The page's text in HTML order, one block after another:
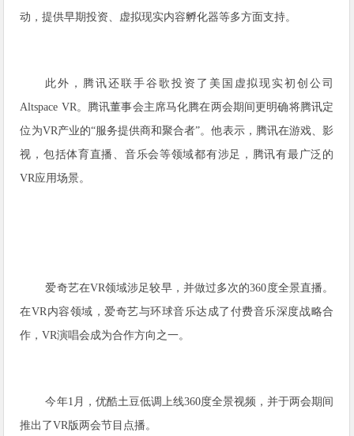
动，提供早期投资、虚拟现实内容孵化器等多方面支持。
此外，腾讯还联手谷歌投资了美国虚拟现实初创公司
Altspace VR。腾讯董事会主席马化腾在两会期间更明确将腾讯定
位为VR产业的“服务提供商和聚合者”。他表示，腾讯在游戏、影
视，包括体育直播、音乐会等领域都有涉足，腾讯有最广泛的
VR应用场景。
爱奇艺在VR领域涉足较早，并做过多次的360度全景直播。
在VR内容领域，爱奇艺与环球音乐达成了付费音乐深度战略合
作，VR演唱会成为合作方向之一。
今年1月，优酷土豆低调上线360度全景视频，并于两会期间
推出了VR版两会节目点播。